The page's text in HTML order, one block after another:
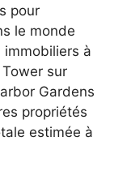
pour
le monde
à
sur
Gardens
propriétés
estimée à